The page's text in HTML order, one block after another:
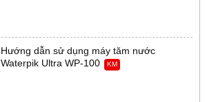
Hướng dẫn sử dụng máy tăm nước
Waterpik Ultra WP-100
KM